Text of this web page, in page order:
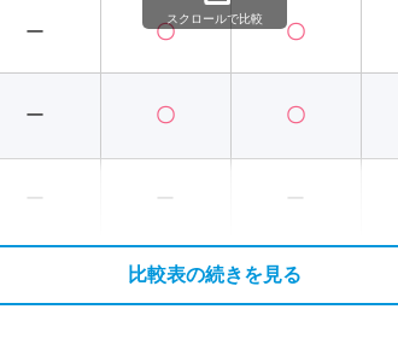
ー 〇 〇
ー 〇 〇
ー ー ー
スクロールで比較
比較表の続きを見る